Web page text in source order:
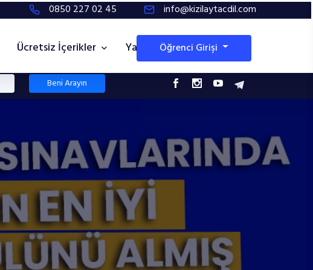
0850 227 02 45 info@kizilaytacdil.com
Ücretsiz İçerikler YayınlarımızÖğrenci Girişi
Beni Arayın